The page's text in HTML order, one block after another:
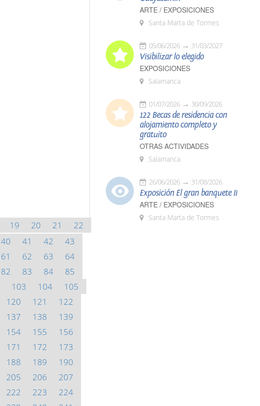
19 20 21
22
40 41 42
43
61 62 63
64
82 83 84
85
103 104
105
120 121
122
137 138
139
154 155
156
171 172
173
188 189
190
205 206
207
222 223
224
ARTE / EXPOSICIONES
Santa Marta de Tormes
05/06/2026 31/03/2027
Visibilizar lo elegido
EXPOSICIONES
Salamanca
01/07/2026 30/09/2026
122 Becas de residencia con
alojamiento completo y
gratuito
OTRAS ACTIVIDADES
Salamanca
26/06/2026 31/08/2026
Exposición El gran banquete II
ARTE / EXPOSICIONES
Santa Marta de Tormes